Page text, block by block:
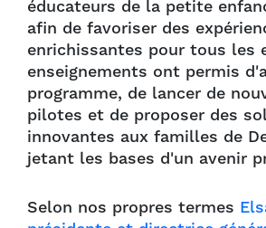
éducateurs de la petite
afin de favoriser des
enrichissantes pour tous les
enseignements ont permis
programme, de lancer de
pilotes et de proposer des
innovantes aux familles de
jetant les bases d'un avenir
Selon nos propres termes